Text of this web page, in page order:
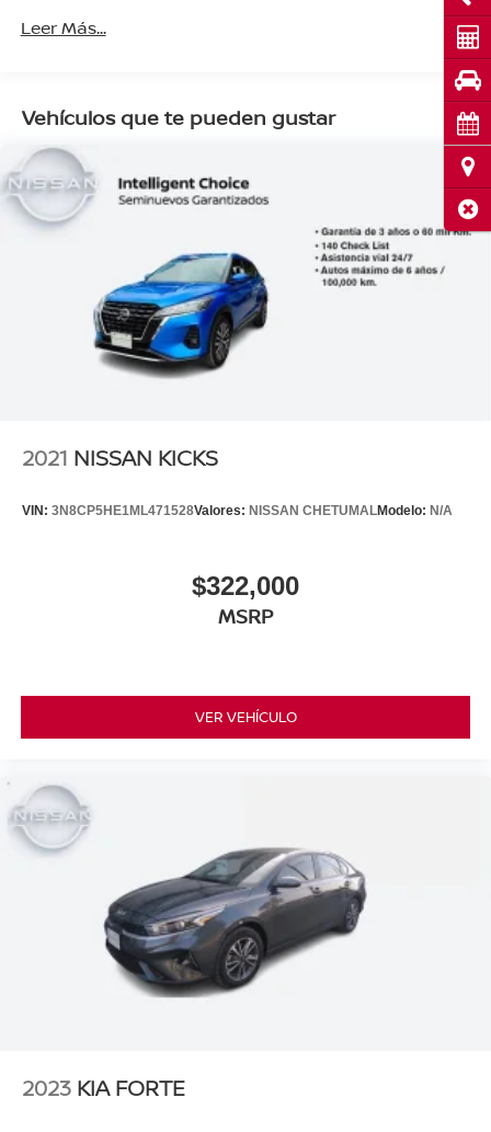
Leer Más...
Vehículos que te pueden gustar
2021 NISSAN KICKS
VIN: 3N8CP5HE1ML471528Valores: NISSAN CHETUMALModelo: N/A
$322,000
MSRP
VER VEHÍCULO
2023 KIA FORTE